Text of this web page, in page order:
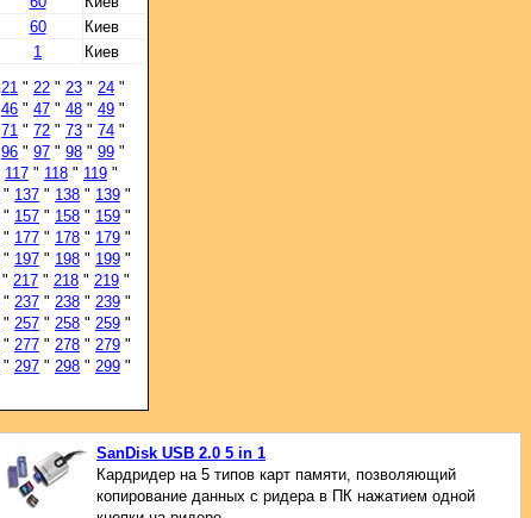
60
Киев
1
Киев
21 " 22 " 23 " 24 "
46 " 47 " 48 " 49 "
71 " 72 " 73 " 74 "
96 " 97 " 98 " 99 "
117 " 118 " 119 "
" 137 " 138 " 139 "
" 157 " 158 " 159 "
" 177 " 178 " 179 "
" 197 " 198 " 199 "
" 217 " 218 " 219 "
" 237 " 238 " 239 "
" 257 " 258 " 259 "
" 277 " 278 " 279 "
" 297 " 298 " 299 "
SanDisk USB 2.0 5 in 1
Кардридер на 5 типов карт памяти, позволяющий
копирование данных с ридера в ПК нажатием одной